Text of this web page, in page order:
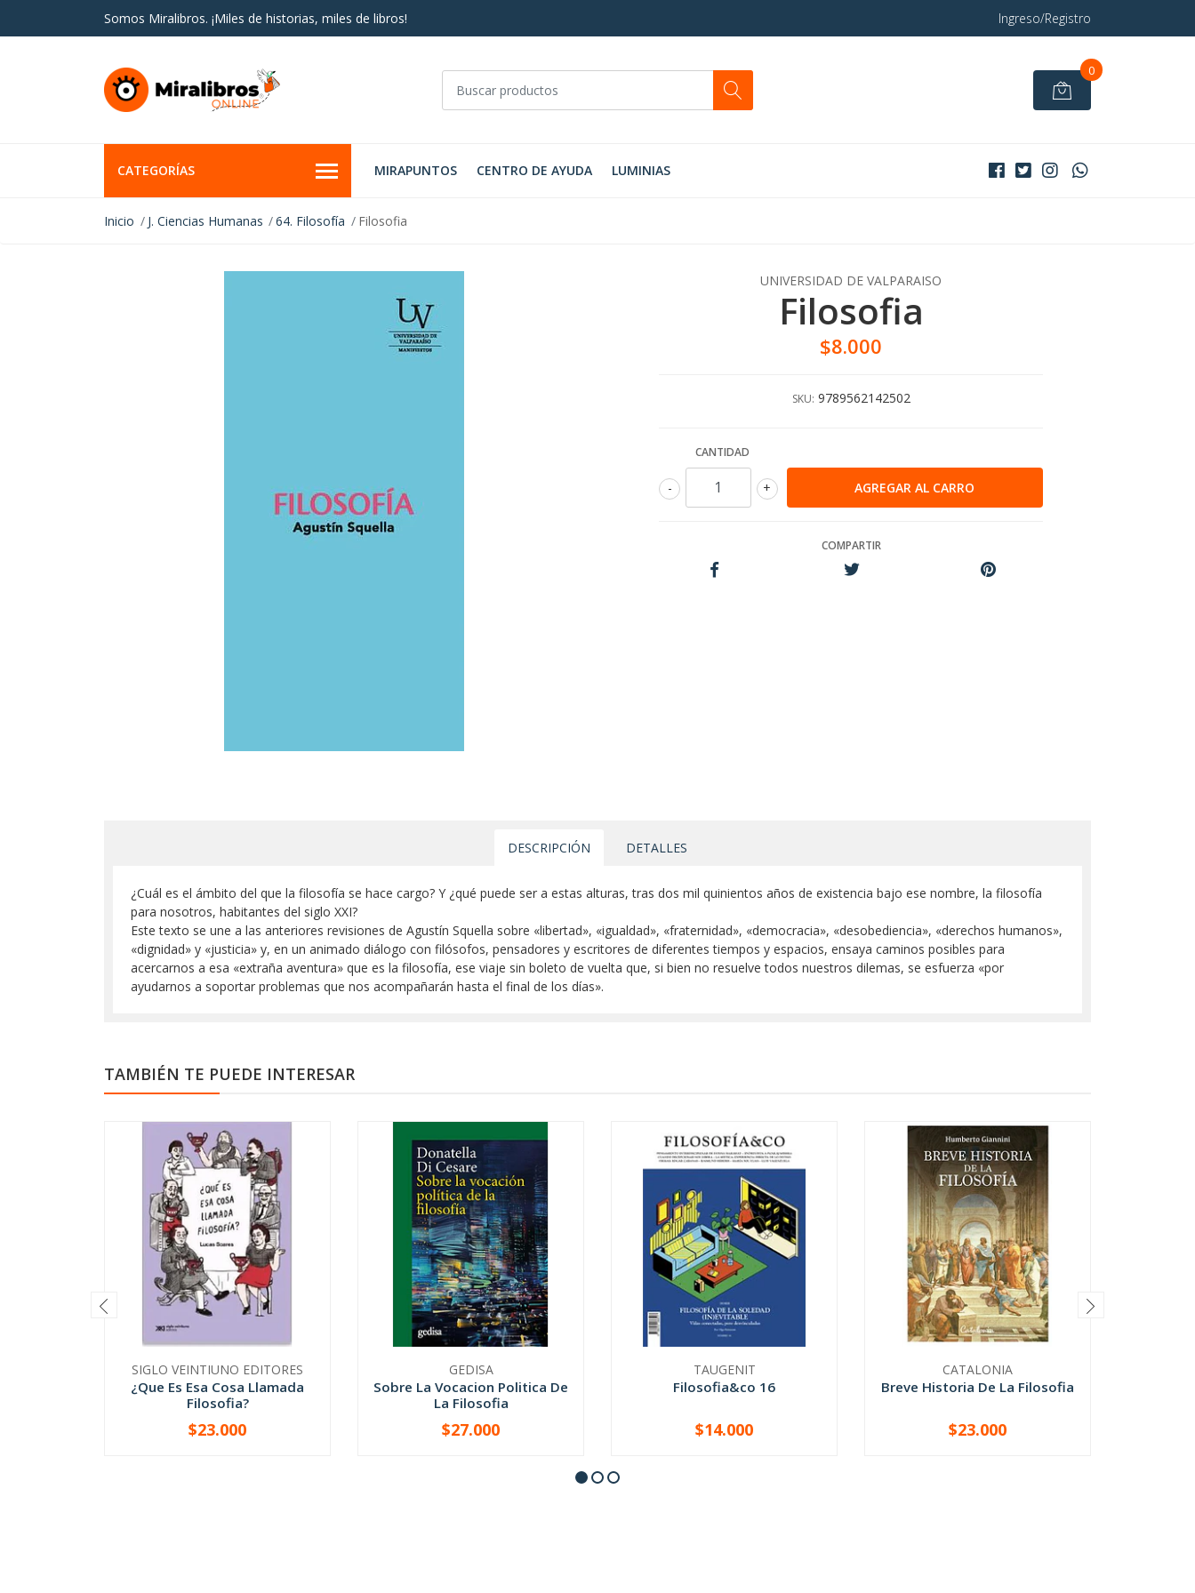
Somos Miralibros. ¡Miles de historias, miles de libros! Ingreso/Registro
0
CATEGORÍAS MIRAPUNTOS CENTRO DE AYUDA LUMINIAS
Inicio J. Ciencias Humanas 64. Filosofía Filosofia
UNIVERSIDAD DE VALPARAISO
Filosofia
$8.000
SKU: 9789562142502
CANTIDAD
+
-
COMPARTIR
DESCRIPCIÓN DETALLES
¿Cuál es el ámbito del que la filosofía se hace cargo? Y ¿qué puede ser a estas alturas, tras dos mil quinientos años de existencia bajo ese nombre, la filosofía
para nosotros, habitantes del siglo XXI?
Este texto se une a las anteriores revisiones de Agustín Squella sobre «libertad», «igualdad», «fraternidad», «democracia», «desobediencia», «derechos humanos»,
«dignidad» y «justicia» y, en un animado diálogo con filósofos, pensadores y escritores de diferentes tiempos y espacios, ensaya caminos posibles para
acercarnos a esa «extraña aventura» que es la filosofía, ese viaje sin boleto de vuelta que, si bien no resuelve todos nuestros dilemas, se esfuerza «por
ayudarnos a soportar problemas que nos acompañarán hasta el final de los días».
TAMBIÉN TE PUEDE INTERESAR
SIGLO VEINTIUNO EDITORES
¿Que Es Esa Cosa Llamada
Filosofia?
+
$23.000
GEDISA
Sobre La Vocacion Politica De
La Filosofia
+
$27.000
TAUGENIT
Filosofia&co 16
+
$14.000
CATALONIA
Breve Historia De La Filosofia
+
$23.000